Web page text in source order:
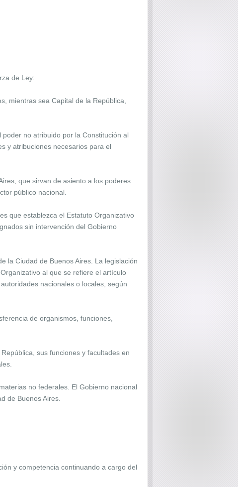
de Ley:
mientras sea Capital de la República,
no atribuido por la Constitución al
y atribuciones necesarios para el
que sirvan de asiento a los poderes
público nacional.
que establezca el Estatuto Organizativo
sin intervención del Gobierno
la Ciudad de Buenos Aires. La legislación
al que se refiere el artículo
nacionales o locales, según
de organismos, funciones,
sus funciones y facultades en
no federales. El Gobierno nacional
de Buenos Aires.
y competencia continuando a cargo del